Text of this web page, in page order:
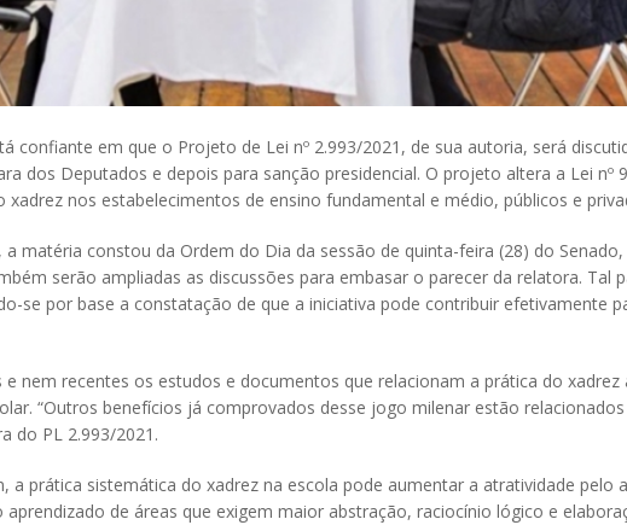
confiante em que o Projeto de Lei nº 2.993/2021, de sua autoria, será
dos Deputados e depois para sanção presidencial. O projeto altera a Lei nº
nos estabelecimentos de ensino fundamental e médio, públicos e
matéria constou da Ordem do Dia da sessão de quinta-feira (28) do
serão ampliadas as discussões para embasar o parecer da relatora. Tal
se por base a constatação de que a iniciativa pode contribuir efetivamente
nem recentes os estudos e documentos que relacionam a prática do
“Outros benefícios já comprovados desse jogo milenar estão
do PL 2.993/2021.
prática sistemática do xadrez na escola pode aumentar a atratividade pelo
de áreas que exigem maior abstração, raciocínio lógico e